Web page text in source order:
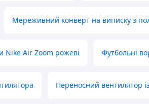
Мереживний конверт на виписку з
Nike Air Zoom рожеві Футбольні
Переносний вентилятор